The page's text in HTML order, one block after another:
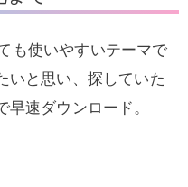
も使いやすいテーマで
いと思い、探していた
速ダウンロード。